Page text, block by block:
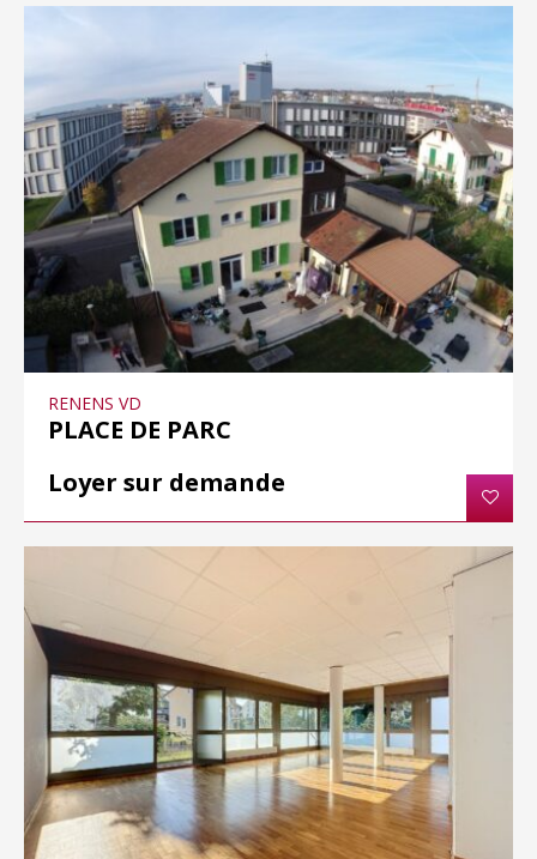
RENENS VD
PLACE DE PARC
Loyer sur demande